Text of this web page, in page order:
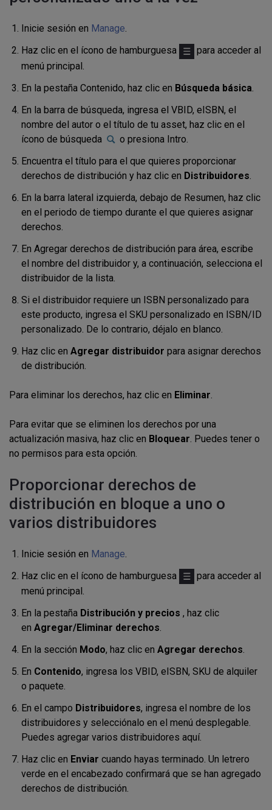
Inicie sesión en Manage.
Haz clic en el ícono de hamburguesa
para acceder al
menú principal.
En la pestaña Contenido, haz clic en Búsqueda básica
En la barra de búsqueda, ingresa el VBID, eISBN, el
nombre del autor o el título de tu asset, haz clic en el
ícono de búsqueda
o presiona Intro.
Encuentra el título para el que quieres proporcionar
derechos de distribución y haz clic en Distribuidores
En la barra lateral izquierda, debajo de Resumen, haz clic
en el periodo de tiempo durante el que quieres asignar
derechos.
En Agregar derechos de distribución para área, escribe
el nombre del distribuidor y, a continuación, selecciona el
distribuidor de la lista.
Si el distribuidor requiere un ISBN personalizado para
este producto, ingresa el SKU personalizado en ISBN/ID
personalizado . De lo contrario, déjalo en blanco.
Haz clic en Agregar distribuidor para asignar derechos
de distribución.
Para eliminar los derechos, haz clic en Eliminar
Para evitar que se eliminen los derechos por una
actualización masiva, haz clic en Bloquear . Puedes tener o
no permisos para esta opción.
Proporcionar derechos de
distribución en bloque a uno o
varios distribuidores
Inicie sesión en Manage
Haz clic en el ícono de hamburguesa
para acceder al
menú principal.
En la pestaña Distribución y precios , haz clic
en Agregar/Eliminar derechos
En la sección Modo, haz clic en Agregar derechos
En Contenido, ingresa los VBID, eISBN, SKU de alquiler
o paquete.
En el campo Distribuidores, ingresa el nombre de los
distribuidores y selecciónalo en el menú desplegable.
Puedes agregar varios distribuidores aquí.
Haz clic en Enviar cuando hayas terminado. Un letrero
verde en el encabezado confirmará que se han agregado
derechos de distribución.